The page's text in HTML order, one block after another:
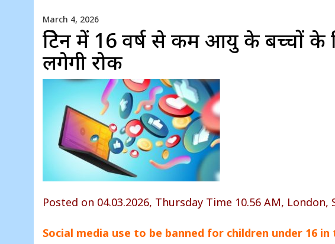
March 4, 2026
ब्रिटेन में 16 वर्ष से कम आयु के बच्चों के
लगेगी रोक
Posted on 04.03.2026, Thursday Time 10.56 AM,
Social media use to be banned for children under 16 in